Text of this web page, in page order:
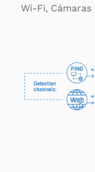
Wi-Fi, Cámaras